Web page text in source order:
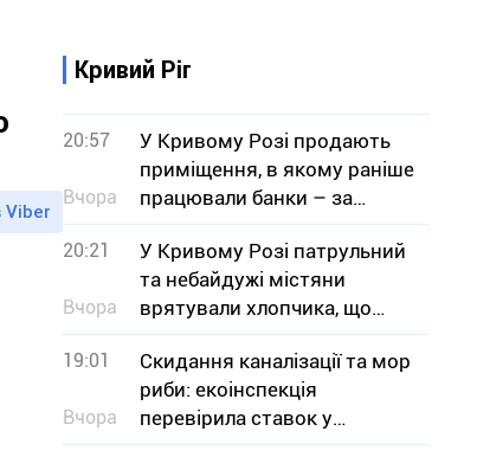
Viber
Кривий Ріг
20:57
Вчора
У Кривому Розі продають
приміщення, в якому раніше
працювали банки – за
скільки мільйонів гривень
20:21
Вчора
У Кривому Розі патрульний
та небайдужі містяни
врятували хлопчика, що
тонув
19:01
Вчора
Скидання каналізації та мор
риби: екоінспекція
перевірила ставок у
Кривому Розі